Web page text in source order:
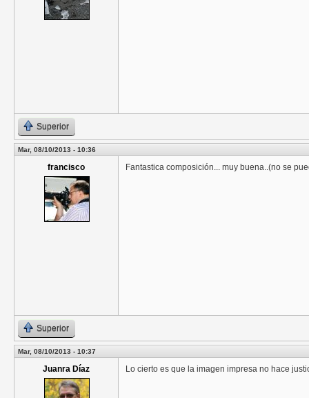
Superior
Mar, 08/10/2013 - 10:36
francisco Fantastica composición... muy buena..(no se
Superior
Mar, 08/10/2013 - 10:37
Juanra Díaz Lo cierto es que la imagen impresa no hace